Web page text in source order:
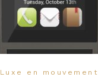
Luxe en mouvement